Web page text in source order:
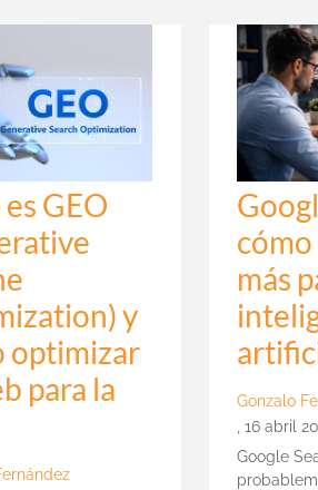
GEO
y
optimizar
para la
cómo
más
Gonzalo
16 abril
Google